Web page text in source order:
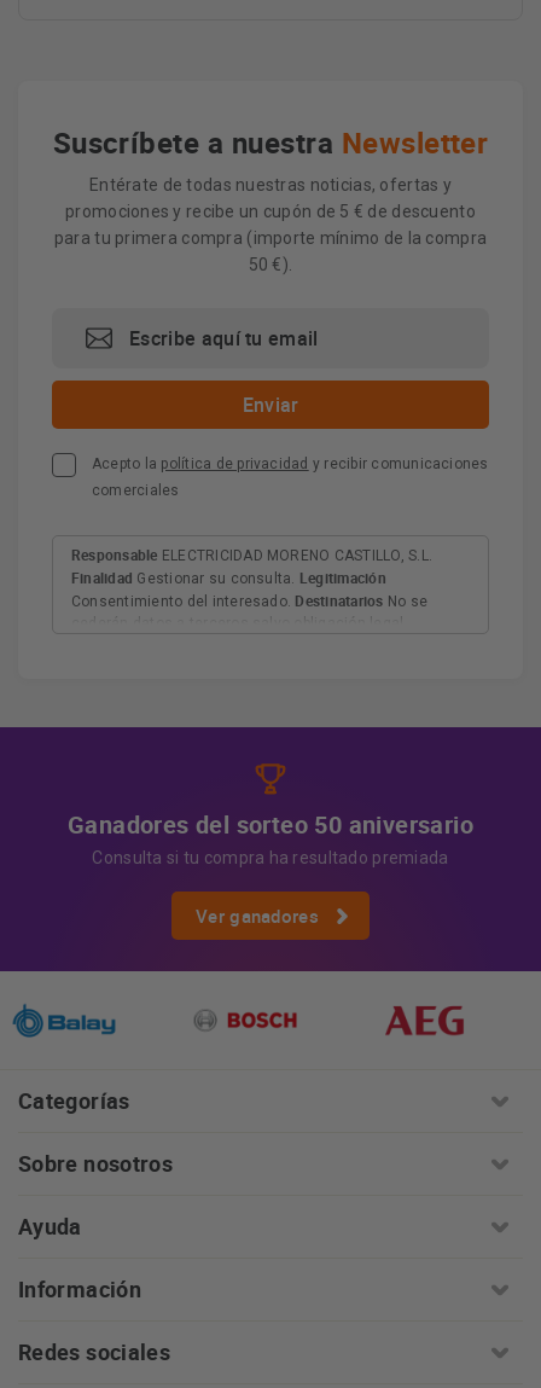
Suscríbete a nuestra Newsletter
Entérate de todas nuestras noticias, ofertas y
promociones y recibe un cupón de 5 € de descuento
para tu primera compra (importe mínimo de la compra
50 €).
Acepto la política de privacidad y recibir comunicaciones
comerciales
Responsable ELECTRICIDAD MORENO CASTILLO, S.L.
Finalidad Gestionar su consulta. Legitimación
Consentimiento del interesado. Destinatarios No se
Ganadores del sorteo 50 aniversario
Consulta si tu compra ha resultado premiada
Ver ganadores
Categorías
Sobre nosotros
Ayuda
Información
Redes sociales